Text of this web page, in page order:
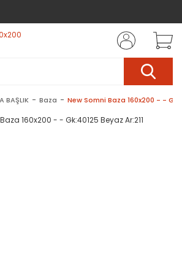
BAŞLIK Baza New Somni Baza 160x200 - -